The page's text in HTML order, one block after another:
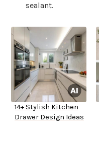
sealant.
14+ Stylish Kitchen
Drawer Design Ideas